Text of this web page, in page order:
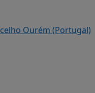
Ourém (Portugal)